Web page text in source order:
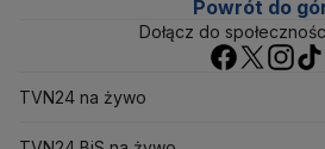
Pogoda Gorzów
Pogoda Zakopane
Pogoda Chałupy
Pogoda Mikołajki
Powrót do
Dołącz do
TVN24 na żywo